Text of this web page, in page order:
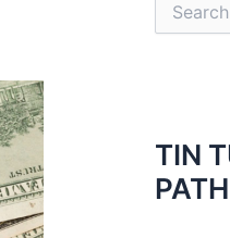
e
f
o
TIN
PATH